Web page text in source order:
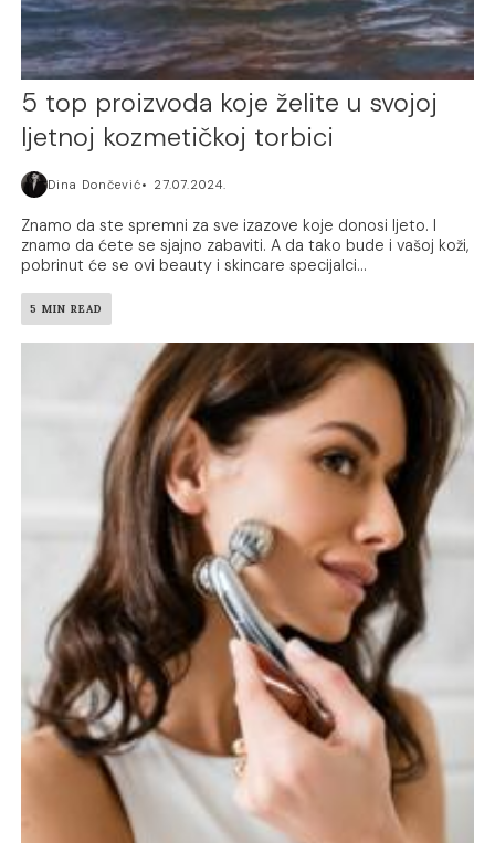
5 top proizvoda koje želite u svojoj
ljetnoj kozmetičkoj torbici
Dina Dončević 27.07.2024.
Znamo da ste spremni za sve izazove koje donosi ljeto. I
znamo da ćete se sjajno zabaviti. A da tako bude i vašoj koži,
pobrinut će se ovi beauty i skincare specijalci...
5 MIN READ